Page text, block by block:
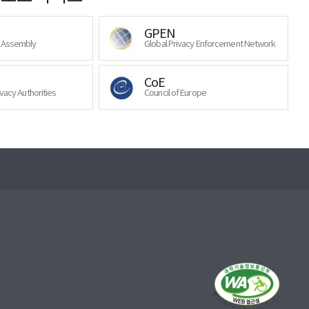
GPEN
Global Privacy Enforcement Network
Authorities
CoE
Council of Europe